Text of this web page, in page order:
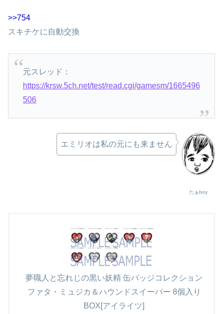
>>754
スキチケに自動交換
元スレッド：
https://krsw.5ch.net/test/read.cgi/gamesm/1665496
506
たぁboy
エミリオは私の元にも来ません
夢職人と忘れじの黒い妖精 缶バッジコレクション
ファタ・ミュジカ＆ハウンドスイーパー 8個入り
BOX[アイライツ]